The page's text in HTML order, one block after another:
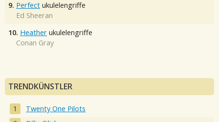
9. Perfect ukulelengriffe
Ed Sheeran
10. Heather ukulelengriffe
Conan Gray
TRENDKÜNSTLER
Twenty One Pilots